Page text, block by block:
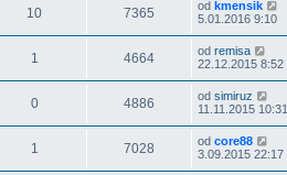
10 7365 od kmensik
5.01.2016 9:10
1 4664 od remisa
22.12.2015 8:52
0 4886 od simiruz
11.11.2015 10:31
1 7028 od core88
3.09.2015 22:17